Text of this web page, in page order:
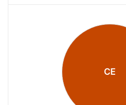
CE